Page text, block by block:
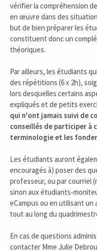
vérifier la compréhension
en œuvre dans des
but de bien préparer les
constituent donc un
théoriques.
Par ailleurs, les étudiants
des répétitions (6 x 2h),
lors desquelles certains
expliqués et de petits
qui n'ont jamais suivi de
conseillés de participer à
terminologie et les
Les étudiants auront
encouragés à) poser des
professeur, ou par courriel
sinon aux étudiants-
eCampus ou en utilisant
tout au long du
En cas de questions
contacter Mme Julie